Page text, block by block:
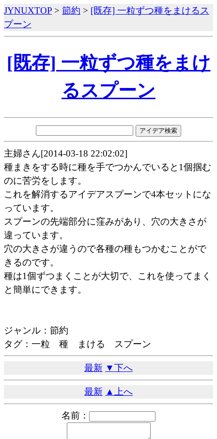
JYNUXTOP > 節約 > [既存] 一粒ずつ種をまけるス
プーン
[既存] 一粒ずつ種をまけ
るスプーン
主婦さん[2014-03-18 22:02:02]
種まきをする時に種を手でつかんでいると1個掴む
のに苦労をします。
これを解消するアイデアスプーンで4本セットにな
っています。
スプーンの先端部分に窪みがあり、穴の大きさが
違っています。
穴の大きさが違うので各種の種もつかむことがで
きるのです。
種は1個ずつまくことが大切で、これを使ってまく
と簡単にできます。
ジャンル：節約
タグ：一粒 種 まける スプーン
最新 ▼下へ
最新 ▲上へ
名前：